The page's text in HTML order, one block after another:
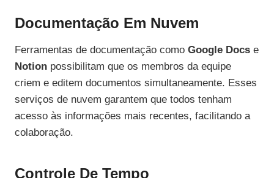
Documentação Em Nuvem
Ferramentas de documentação como Google Docs e
Notion possibilitam que os membros da equipe
criem e editem documentos simultaneamente. Esses
serviços de nuvem garantem que todos tenham
acesso às informações mais recentes, facilitando a
colaboração.
Controle De Tempo